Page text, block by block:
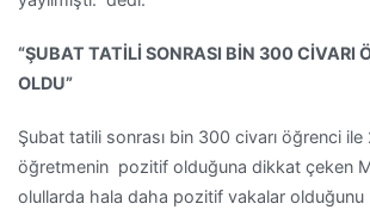
“ŞUBAT TATİLİ SONRASI BİN 300 CİVARI
OLDU”
Şubat tatili sonrası bin 300 civarı öğrenci ile
öğretmenin pozitif olduğuna dikkat çeken
olullarda hala daha pozitif vakalar olduğunu